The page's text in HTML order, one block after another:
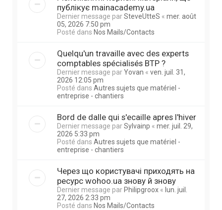
публікує mainacademy.ua
Dernier message parSteveUtteS « mer. août
05, 2026 7:50 pm
Posté dans Nos Mails/Contacts
Quelqu'un travaille avec des experts
comptables spécialisés BTP ?
Dernier message parYovan « ven. juil. 31,
2026 12:05 pm
Posté dans Autres sujets que matériel -
entreprise - chantiers
Bord de dalle qui s'ecaille apres l'hiver
Dernier message parSylvainp « mer. juil. 29,
2026 5:33 pm
Posté dans Autres sujets que matériel -
entreprise - chantiers
Через що користувачі приходять на
ресурс wohoo.ua знову й знову
Dernier message par Philipgroox « lun. juil.
27, 2026 2:33 pm
Posté dans Nos Mails/Contacts